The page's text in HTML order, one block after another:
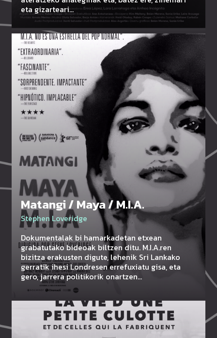
eta gizarteari…
Matangi / Maya / M.I.A.
Stephen Loveridge
Dokumentalak bi hamarkadetan etxean
grabatutako bideoak biltzen ditu. M.I.A.ren
bizitza erakusten digute, lehenik Sri Lankako
gerratik ihesi Londresen errefuxiatu gisa, eta
gero, jarrera politikorik onartzen…